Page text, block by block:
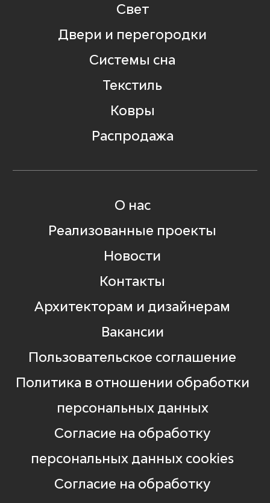
Свет
Двери и перегородки
Системы сна
Текстиль
Ковры
Распродажа
О нас
Реализованные проекты
Новости
Контакты
Архитекторам и дизайнерам
Вакансии
Пользовательское соглашение
Политика в отношении обработки
персональных данных
Согласие на обработку
персональных данных cookies
Согласие на обработку